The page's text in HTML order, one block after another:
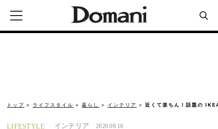
トップ ライフスタイル 暮らし インテリア 近くて楽ちん！話題の
LIFESTYLE インテリア 2020.08.16